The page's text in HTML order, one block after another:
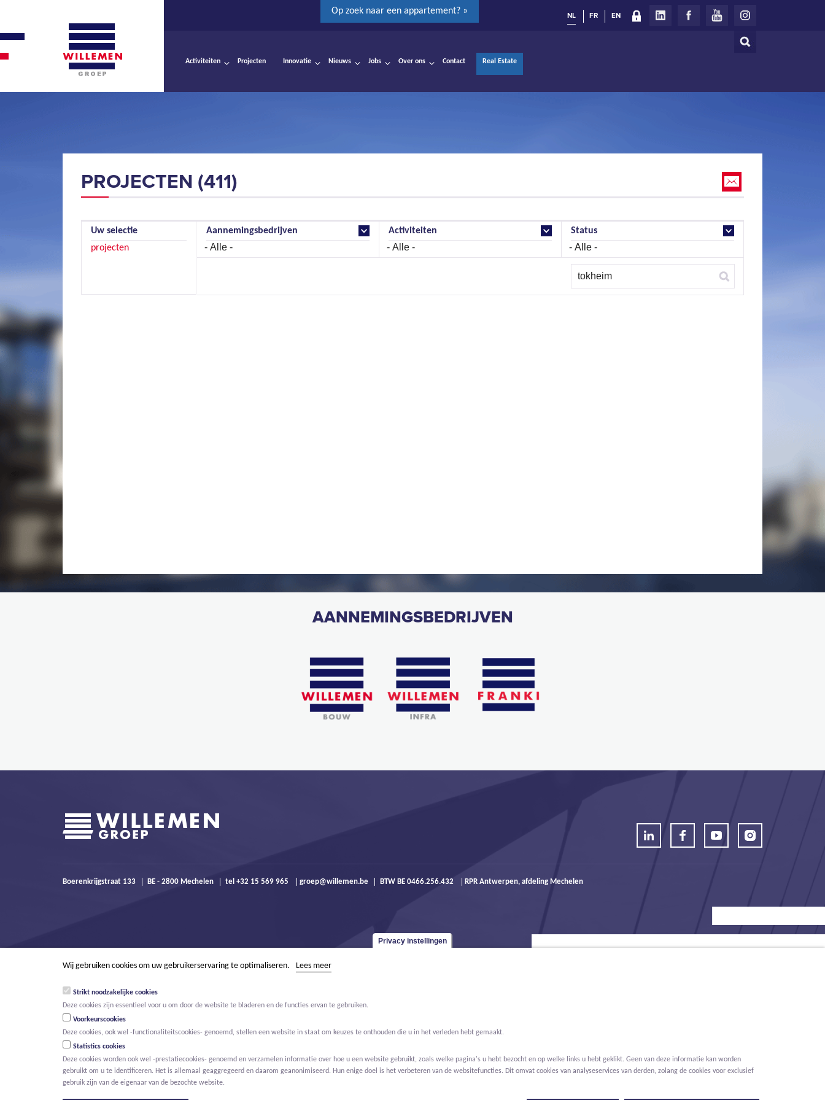
Op zoek naar een appartement? »
Zoeken
NL FR EN
Activiteiten Projecten Innovatie Nieuws Jobs Over ons Contact Real Estate
PROJECTEN (411)
Aannemingsbedrijven Activiteiten Status
Uw selectie
projecten
AANNEMINGSBEDRIJVEN
Boerenkrijgstraat 133 BE - 2800 Mechelen tel +32 15 569 965 groep@willemen.be BTW BE 0466.256.432 RPR Antwerpen, afdeling Mechelen
© Willemen Groep Activiteiten Projecten Innovatie
Privacy instellingen
Wij gebruiken cookies om uw gebruikerservaring te optimaliseren. Lees meer
Strikt noodzakelijke cookies
Deze cookies zijn essentieel voor u om door de website te bladeren en de functies ervan te gebruiken.
Voorkeurscookies
Deze cookies, ook wel -functionaliteitscookies- genoemd, stellen een website in staat om keuzes te onthouden die u in het verleden hebt gemaakt.
Statistics cookies
Deze cookies worden ook wel -prestatiecookies- genoemd en verzamelen informatie over hoe u een website gebruikt, zoals welke pagina's u hebt bezocht en op welke links u hebt geklikt. Geen van deze informatie kan worden
gebruikt om u te identificeren. Het is allemaal geaggregeerd en daarom geanonimiseerd. Hun enige doel is het verbeteren van de websitefuncties. Dit omvat cookies van analyseservices van derden, zolang de cookies voor exclusief
gebruik zijn van de eigenaar van de bezochte website.